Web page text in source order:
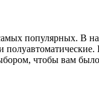
популярных. В
чтобы вам